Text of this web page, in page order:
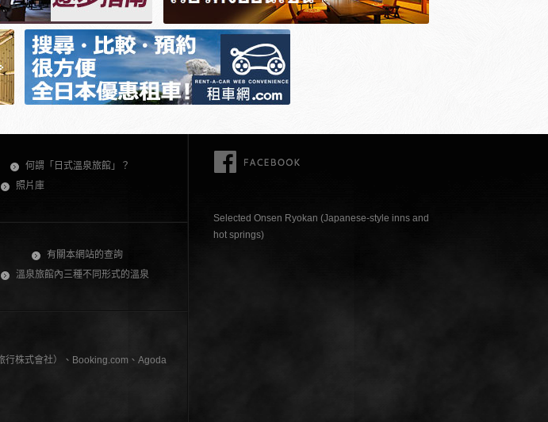
Selected Onsen Ryokan (Japanese-style inns and
hot springs)
何謂「日式溫泉旅館」？
照片庫
有關本網站的查詢
溫泉旅館內三種不同形式的溫泉
行株式會社）、Booking.com、Agoda